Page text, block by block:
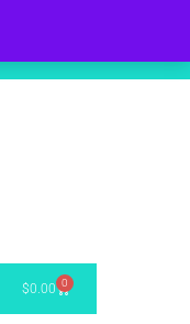
$0.00 0